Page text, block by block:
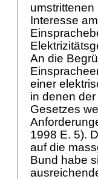
Interesse
An die
einer
in denen
Gesetzes
1998 E. 5).
auf die
Bund habe